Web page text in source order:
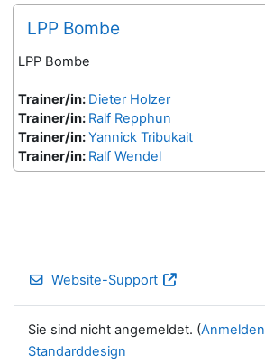
LPP Bombe
LPP Bombe
Trainer/in: Dieter Holzer
Trainer/in: Ralf Repphun
Trainer/in:Yannick Tribukait
Trainer/in: Ralf Wendel
Website-Support
Sie sind nicht angemeldet. (Anmelden
Standarddesign